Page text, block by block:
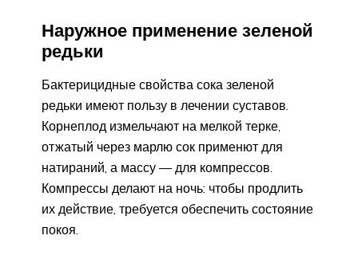
Наружное применение зеленой
редьки
Бактерицидные свойства сока зеленой
редьки имеют пользу в лечении суставов.
Корнеплод измельчают на мелкой терке,
отжатый через марлю сок применют для
натираний, а массу — для компрессов.
Компрессы делают на ночь: чтобы продлить
их действие, требуется обеспечить состояние
покоя.